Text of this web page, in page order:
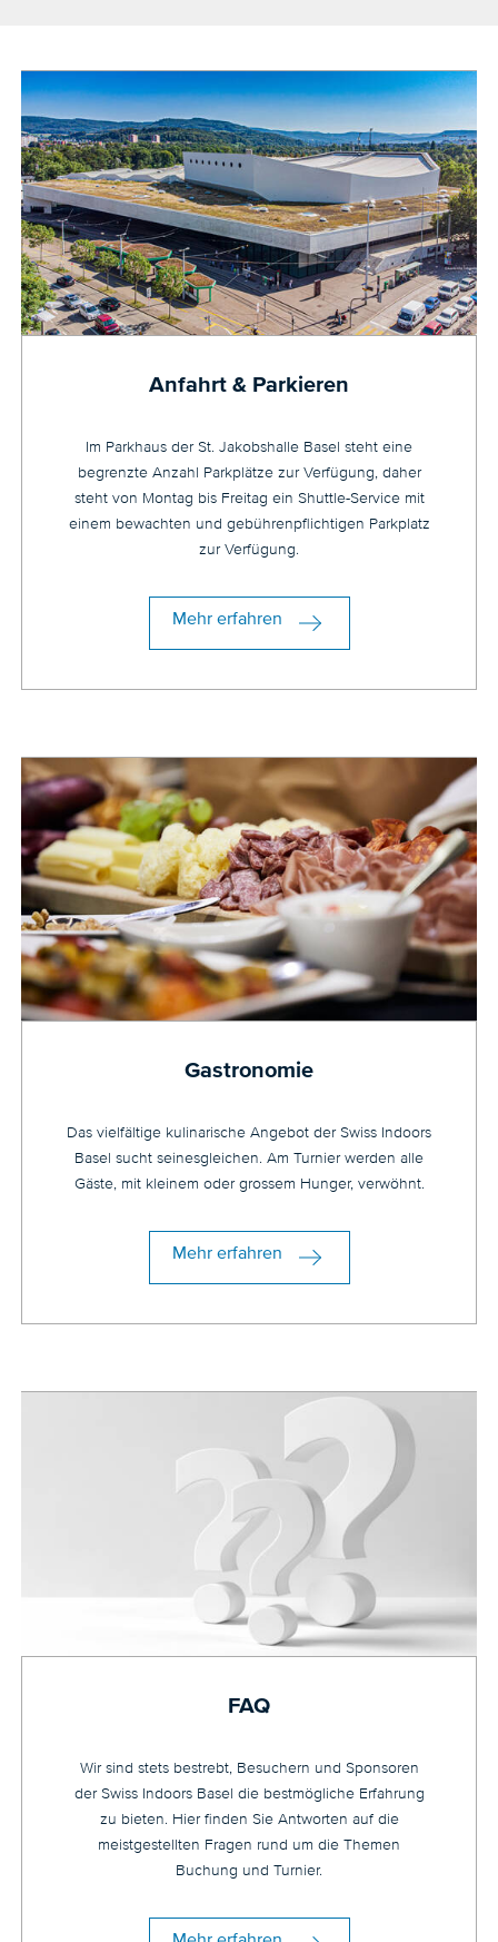
Anfahrt & Parkieren
Im Parkhaus der St. Jakobshalle Basel steht eine
begrenzte Anzahl Parkplätze zur Verfügung, daher
steht von Montag bis Freitag ein Shuttle-Service mit
einem bewachten und gebührenpflichtigen Parkplatz
zur Verfügung.
Mehr erfahren
Gastronomie
Das vielfältige kulinarische Angebot der Swiss Indoors
Basel sucht seinesgleichen. Am Turnier werden alle
Gäste, mit kleinem oder grossem Hunger, verwöhnt.
Mehr erfahren
FAQ
Wir sind stets bestrebt, Besuchern und Sponsoren
der Swiss Indoors Basel die bestmögliche Erfahrung
zu bieten. Hier finden Sie Antworten auf die
meistgestellten Fragen rund um die Themen
Buchung und Turnier.